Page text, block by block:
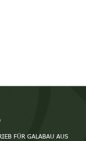
FÜR GALABAU AUS